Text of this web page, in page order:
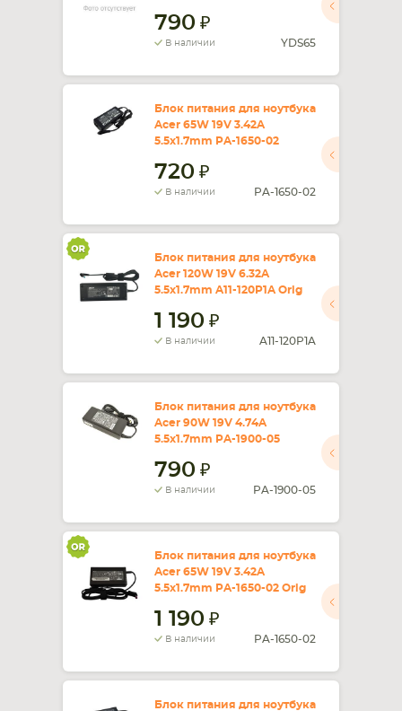
790
В наличии YDS65
Блок питания для ноутбука
Acer 65W 19V 3.42A
5.5x1.7mm PA-1650-02
720
В наличии PA-1650-02
Блок питания для ноутбука
Acer 120W 19V 6.32A
5.5x1.7mm A11-120P1A Orig
1 190
В наличии A11-120P1A
Блок питания для ноутбука
Acer 90W 19V 4.74A
5.5x1.7mm PA-1900-05
790
В наличии PA-1900-05
Блок питания для ноутбука
Acer 65W 19V 3.42A
5.5x1.7mm PA-1650-02 Orig
1 190
В наличии PA-1650-02
Блок питания для ноутбука